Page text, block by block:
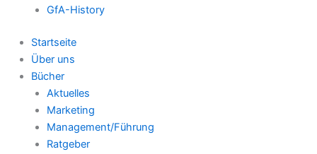
GfA-History
Startseite
Über uns
Bücher
Aktuelles
Marketing
Management/Führung
Ratgeber